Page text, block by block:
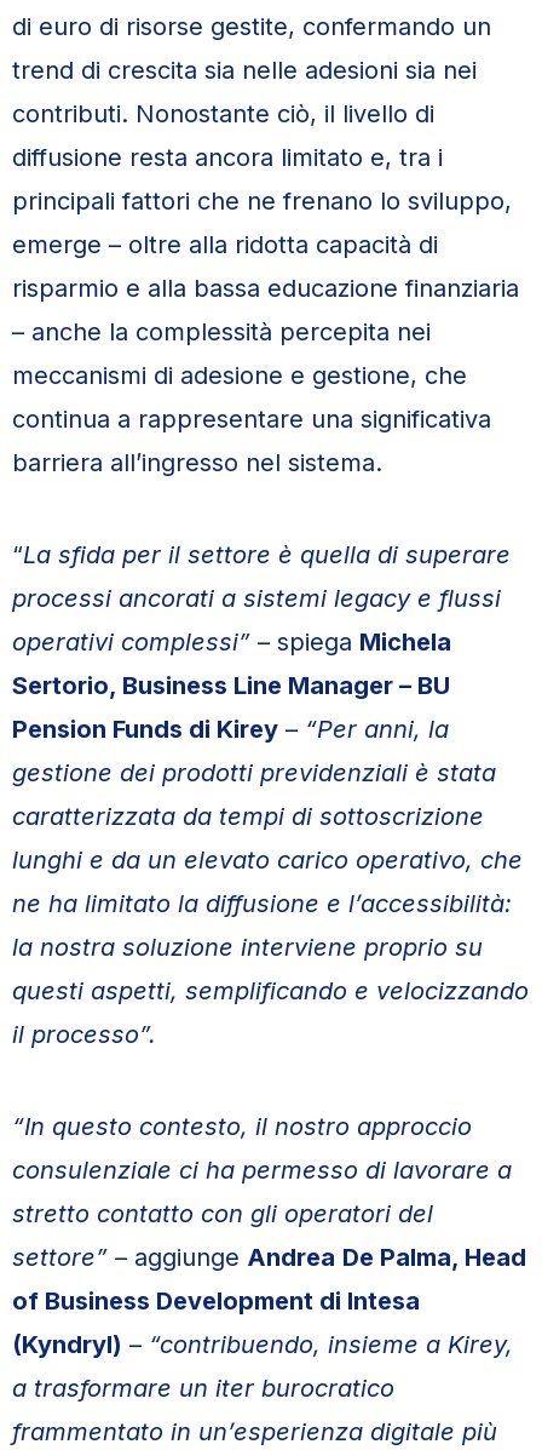
di euro di risorse gestite, confermando un
trend di crescita sia nelle adesioni sia nei
contributi. Nonostante ciò, il livello di
diffusione resta ancora limitato e, tra i
principali fattori che ne frenano lo sviluppo,
emerge – oltre alla ridotta capacità di
risparmio e alla bassa educazione finanziaria
– anche la complessità percepita nei
meccanismi di adesione e gestione, che
continua a rappresentare una significativa
barriera all’ingresso nel sistema.
“La sfida per il settore è quella di superare
processi ancorati a sistemi legacy e flussi
operativi complessi” – spiega Michela
Sertorio, Business Line Manager – BU
Pension Funds di Kirey – “Per anni, la
gestione dei prodotti previdenziali è stata
caratterizzata da tempi di sottoscrizione
lunghi e da un elevato carico operativo, che
ne ha limitato la diffusione e l’accessibilità:
la nostra soluzione interviene proprio su
questi aspetti, semplificando e velocizzando
il processo”.
“In questo contesto, il nostro approccio
consulenziale ci ha permesso di lavorare a
stretto contatto con gli operatori del
settore” – aggiunge Andrea De Palma, Head
of Business Development di Intesa
(Kyndryl) – “contribuendo, insieme a Kirey,
a trasformare un iter burocratico
frammentato in un’esperienza digitale più